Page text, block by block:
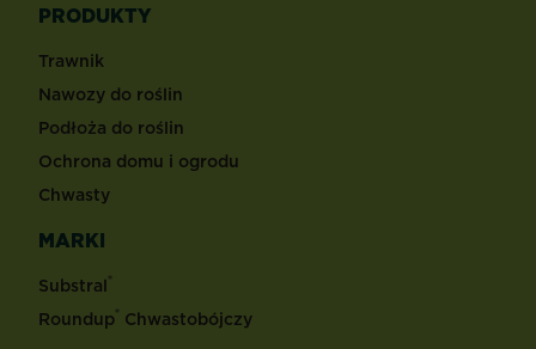
PRODUKTY
Trawnik
Nawozy do roślin
Podłoża do roślin
Ochrona domu i ogrodu
Chwasty
MARKI
Substral®
Roundup® Chwastobójczy